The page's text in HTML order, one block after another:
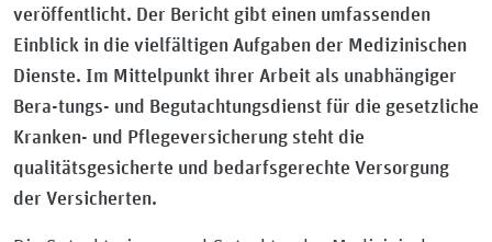
veröffentlicht. Der Bericht gibt einen umfassenden
Einblick in die vielfältigen Aufgaben der Medizinischen
Dienste. Im Mittelpunkt ihrer Arbeit als unabhängiger
Bera-tungs- und Begutachtungsdienst für die gesetzliche
Kranken- und Pflegeversicherung steht die
qualitätsgesicherte und bedarfsgerechte Versorgung
der Versicherten.